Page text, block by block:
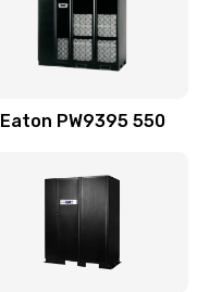
Eaton PW9395 550